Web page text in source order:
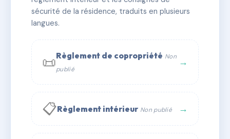
📞 Contacter Syndic Digital
sécurité de la résidence, traduits en plusieurs
langues.
📜Règlement de copropriété Non
publié
→
📋Règlement intérieur Non publié →